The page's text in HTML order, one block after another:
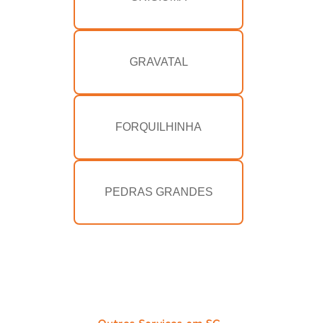
GRAVATAL
FORQUILHINHA
PEDRAS GRANDES